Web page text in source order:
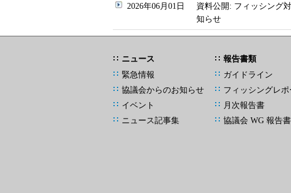
2026年06月01日
資料公開: フィッシング
知らせ
ニュース
緊急情報
協議会からのお知らせ
イベント
ニュース記事集
報告書類
ガイドライン
フィッシングレポ
月次報告書
協議会 WG 報告書